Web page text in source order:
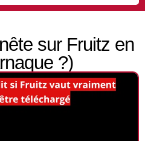
sur Fruitz en
?)